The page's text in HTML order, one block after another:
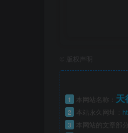
版权声明
1 本网站名称： 天
2 本站永久网址：
3 本网站的文章部